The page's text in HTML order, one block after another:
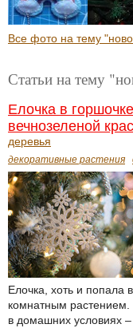
Все фото на тему
Статьи на тему
Елочка в
вечнозеленой
деревья
декоративные растения
Елочка, хоть и попала
комнатным
в домашних условиях